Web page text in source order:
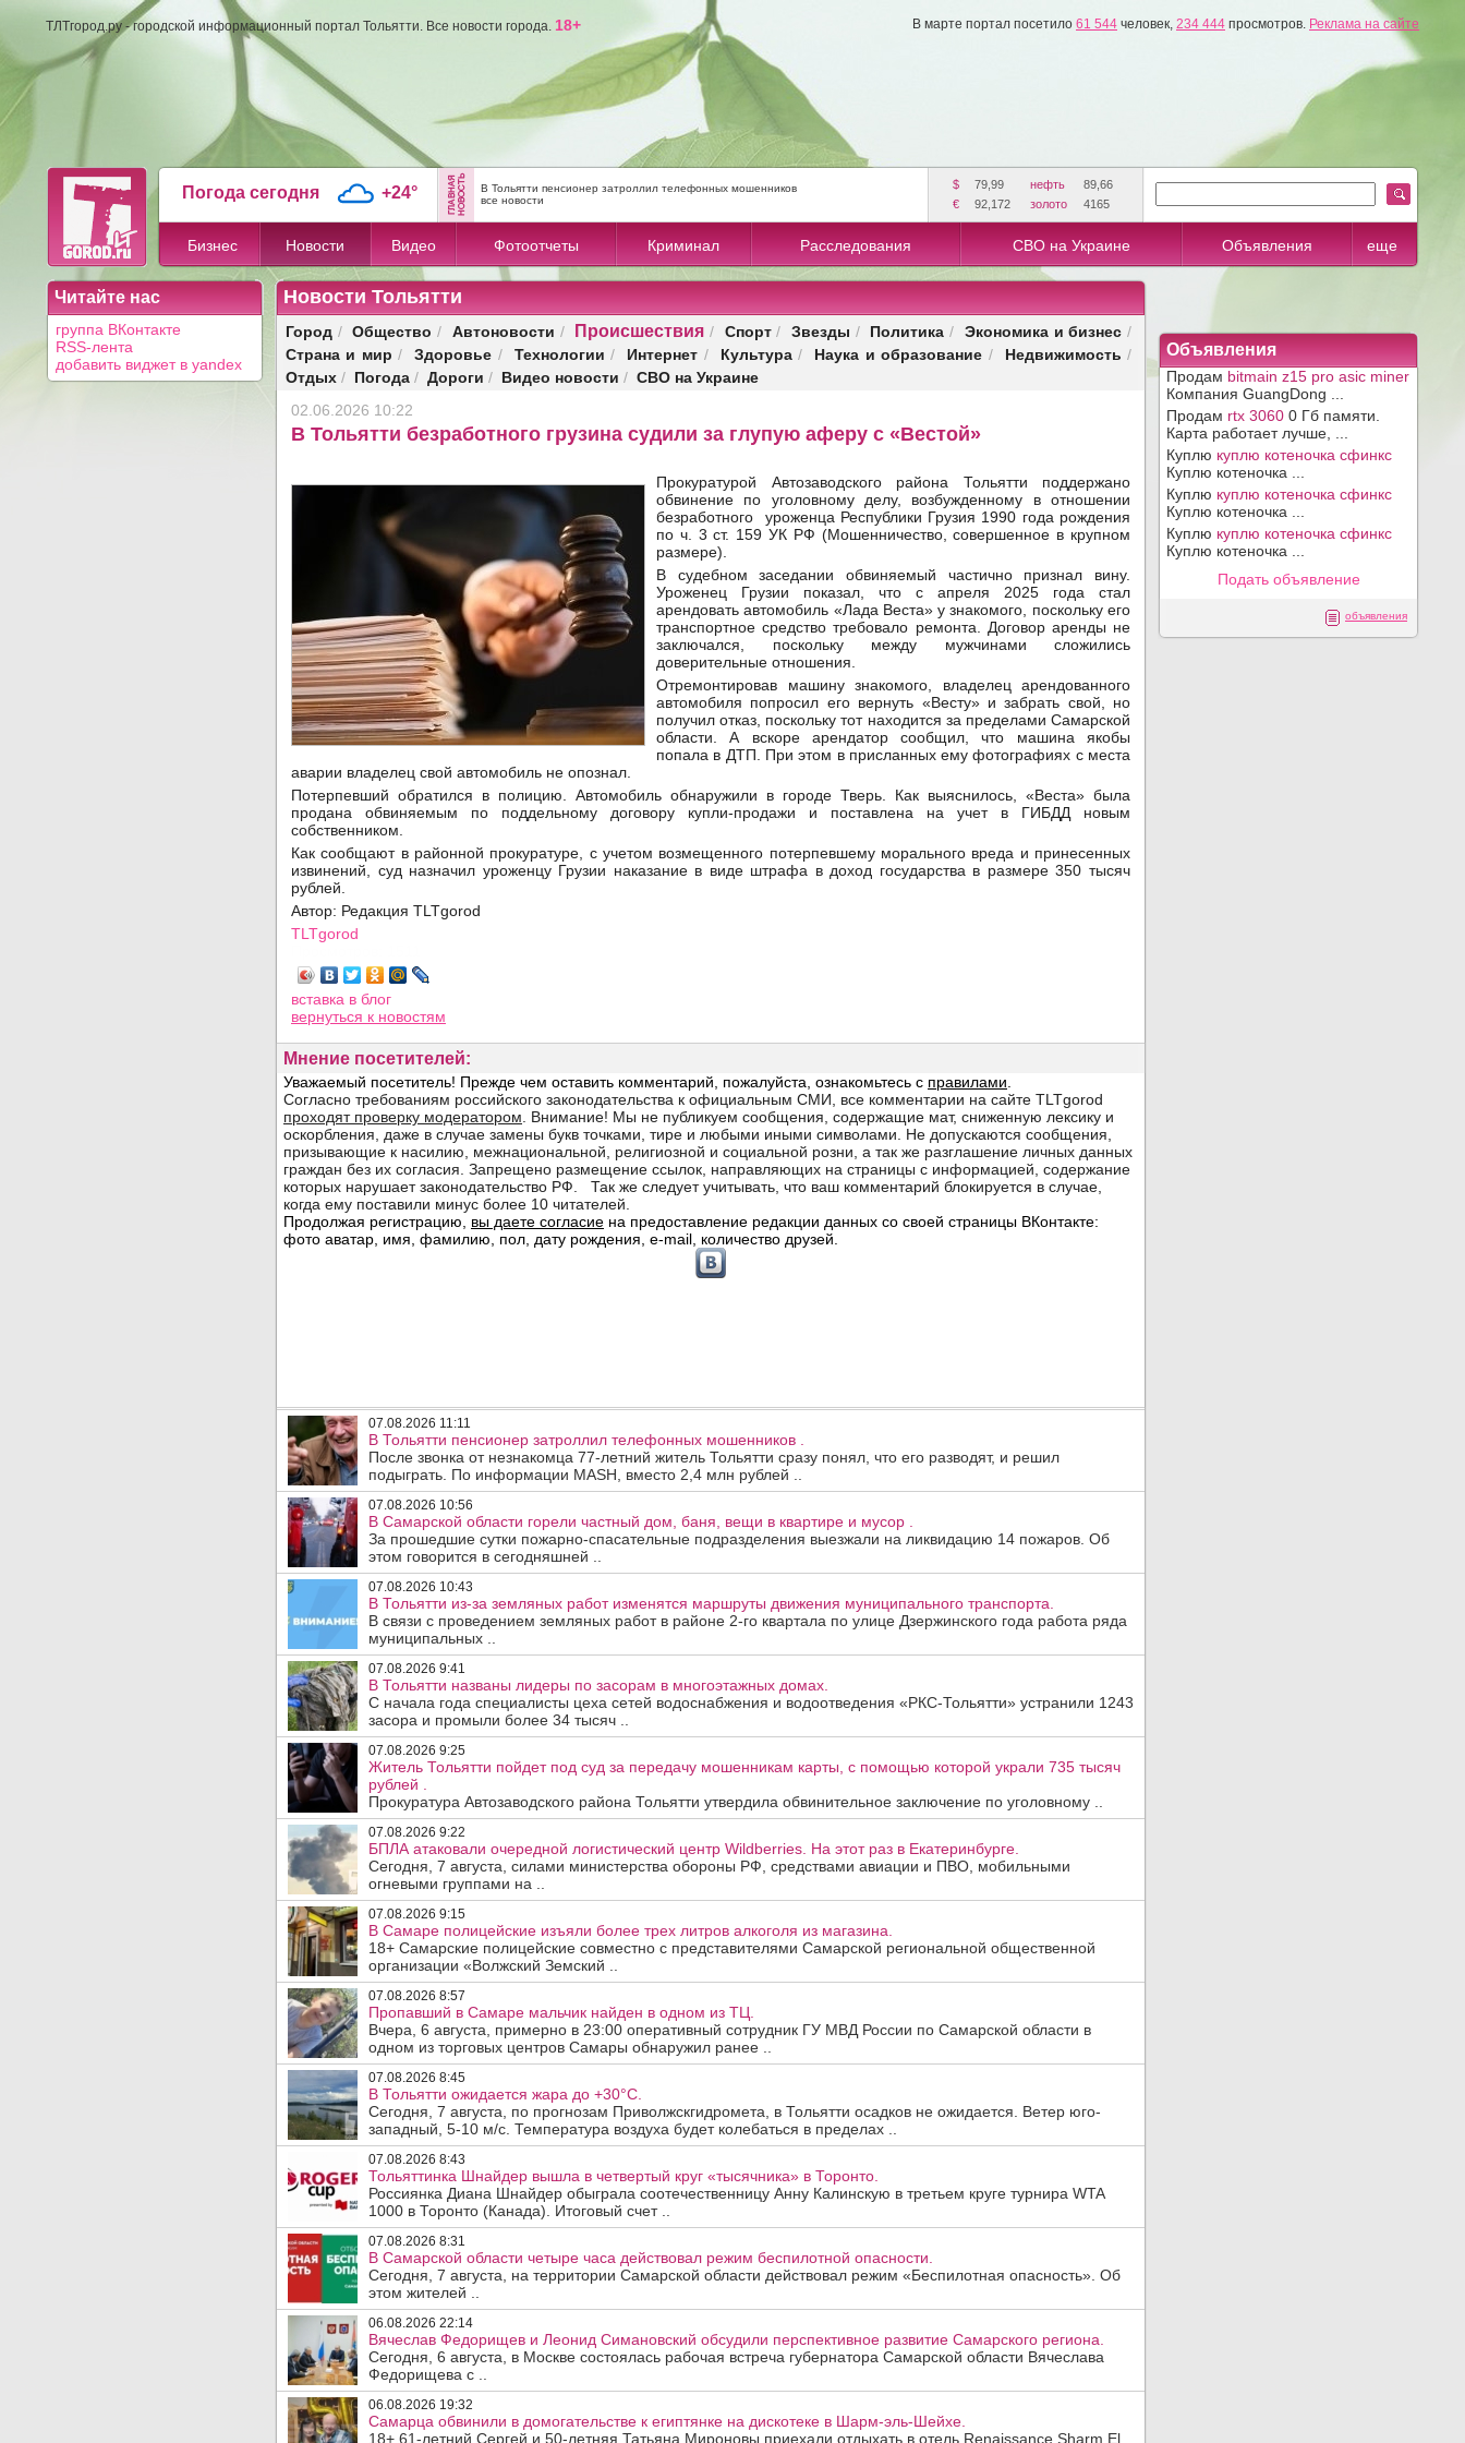
ТЛТгород.ру - городской информационный портал Тольятти. Все новости города. 18+ В марте портал посетило 61 544 человек, 234 444 просмотров. Реклама на сайте
Погода сегодня +24°
В Тольятти пенсионер затроллил телефонных мошенников
все новости
$ 79,99 нефть
89,66
€
92,172 золото 4165
Бизнес Новости Видео Фотоотчеты Криминал Расследования СВО на Украине Объявления еще
Читайте нас
группа ВКонтакте
RSS-лента
добавить виджет в yandex
Новости Тольятти
Город / Общество / Автоновости / Происшествия / Спорт/ Звезды / Политика / Экономика и бизнес /
Страна и мир / Здоровье / Технологии / Интернет / Культура/ Наука и образование / Недвижимость /
Отдых / Погода / Дороги / Видео новости / СВО на Украине
02.06.2026 10:22
В Тольятти безработного грузина судили за глупую аферу с «Вестой»
Прокуратурой Автозаводского района Тольятти поддержано
обвинение по уголовному делу, возбужденному в отношении
безработного уроженца Республики Грузия 1990 года рождения
по ч. 3 ст. 159 УК РФ (Мошенничество, совершенное в крупном
размере).
В судебном заседании обвиняемый частично признал вину.
Уроженец Грузии показал, что с апреля 2025 года стал
арендовать автомобиль «Лада Веста» у знакомого, поскольку его
транспортное средство требовало ремонта. Договор аренды не
заключался, поскольку между мужчинами сложились
доверительные отношения.
Отремонтировав машину знакомого, владелец арендованного
автомобиля попросил его вернуть «Весту» и забрать свой, но
получил отказ, поскольку тот находится за пределами Самарской
области. А вскоре арендатор сообщил, что машина якобы
попала в ДТП. При этом в присланных ему фотографиях с места
аварии владелец свой автомобиль не опознал.
Потерпевший обратился в полицию. Автомобиль обнаружили в городе Тверь. Как выяснилось, «Веста» была
продана обвиняемым по поддельному договору купли-продажи и поставлена на учет в ГИБДД новым
собственником.
Как сообщают в районной прокуратуре, с учетом возмещенного потерпевшему морального вреда и принесенных
извинений, суд назначил уроженцу Грузии наказание в виде штрафа в доход государства в размере 350 тысяч
рублей.
Автор: Редакция TLTgorod
TLTgorod
вставка в блог
вернуться к новостям
Мнение посетителей:
07.08.2026 11:11
В Тольятти пенсионер затроллил телефонных мошенников .
После звонка от незнакомца 77-летний житель Тольятти сразу понял, что его разводят, и решил
подыграть. По информации MASH, вместо 2,4 млн рублей ..
07.08.2026 10:56
В Самарской области горели частный дом, баня, вещи в квартире и мусор .
За прошедшие сутки пожарно-спасательные подразделения выезжали на ликвидацию 14 пожаров. Об
этом говорится в сегодняшней ..
07.08.2026 10:43
В Тольятти из-за земляных работ изменятся маршруты движения муниципального транспорта.
В связи с проведением земляных работ в районе 2-го квартала по улице Дзержинского года работа ряда
муниципальных ..
07.08.2026 9:41
В Тольятти названы лидеры по засорам в многоэтажных домах.
С начала года специалисты цеха сетей водоснабжения и водоотведения «РКС-Тольятти» устранили 1243
засора и промыли более 34 тысяч ..
07.08.2026 9:25
Житель Тольятти пойдет под суд за передачу мошенникам карты, с помощью которой украли 735 тысяч
рублей .
Прокуратура Автозаводского района Тольятти утвердила обвинительное заключение по уголовному ..
07.08.2026 9:22
БПЛА атаковали очередной логистический центр Wildberries. На этот раз в Екатеринбурге.
Сегодня, 7 августа, силами министерства обороны РФ, средствами авиации и ПВО, мобильными
огневыми группами на ..
07.08.2026 9:15
В Самаре полицейские изъяли более трех литров алкоголя из магазина.
18+ Самарские полицейские совместно с представителями Самарской региональной общественной
организации «Волжский Земский ..
07.08.2026 8:57
Пропавший в Самаре мальчик найден в одном из ТЦ.
Вчера, 6 августа, примерно в 23:00 оперативный сотрудник ГУ МВД России по Самарской области в
одном из торговых центров Самары обнаружил ранее ..
07.08.2026 8:45
В Тольятти ожидается жара до +30°C.
Сегодня, 7 августа, по прогнозам Приволжскгидромета, в Тольятти осадков не ожидается. Ветер юго-
западный, 5-10 м/с. Температура воздуха будет колебаться в пределах ..
07.08.2026 8:43
Тольяттинка Шнайдер вышла в четвертый круг «тысячника» в Торонто.
Россиянка Диана Шнайдер обыграла соотечественницу Анну Калинскую в третьем круге турнира WTA
1000 в Торонто (Канада). Итоговый счет ..
07.08.2026 8:31
В Самарской области четыре часа действовал режим беспилотной опасности.
Сегодня, 7 августа, на территории Самарской области действовал режим «Беспилотная опасность». Об
этом жителей ..
06.08.2026 22:14
Вячеслав Федорищев и Леонид Симановский обсудили перспективное развитие Самарского региона.
Сегодня, 6 августа, в Москве состоялась рабочая встреча губернатора Самарской области Вячеслава
Федорищева с ..
06.08.2026 19:32
Самарца обвинили в домогательстве к египтянке на дискотеке в Шарм-эль-Шейхе.
18+ 61-летний Сергей и 50-летняя Татьяна Мироновы приехали отдыхать в отель Renaissance Sharm El
Объявления
Продам bitmain z15 pro asic miner
Компания GuangDong ...
Продам rtx 3060 0 Гб памяти.
Карта работает лучше, ...
Куплю куплю котеночка сфинкс
Куплю котеночка ...
Куплю куплю котеночка сфинкс
Куплю котеночка ...
Куплю куплю котеночка сфинкс
Куплю котеночка ...
Подать объявление
объявления